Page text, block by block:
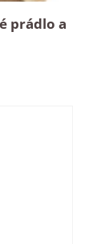
prádlo a